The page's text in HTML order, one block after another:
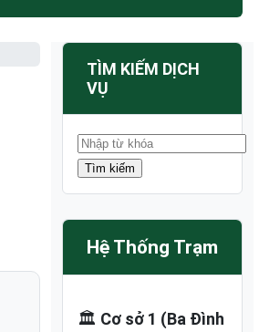
TÌM KIẾM DỊCH
VỤ
Hệ Thống Trạm
🏛️ Cơ sở 1 (Ba Đình